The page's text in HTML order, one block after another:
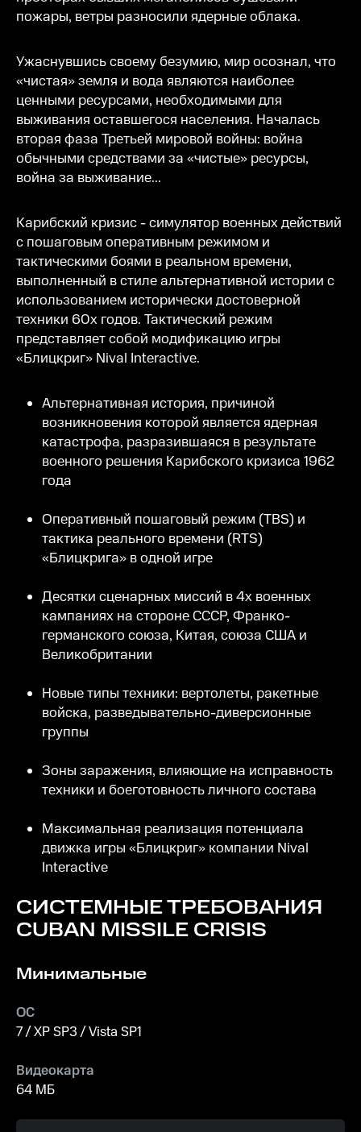
пожары, ветры разносили ядерные облака.
Ужаснувшись своему безумию, мир осознал, что
«чистая» земля и вода являются наиболее
ценными ресурсами, необходимыми для
выживания оставшегося населения. Началась
вторая фаза Третьей мировой войны: война
обычными средствами за «чистые» ресурсы,
война за выживание...
Карибский кризис - симулятор военных действий
с пошаговым оперативным режимом и
тактическими боями в реальном времени,
выполненный в стиле альтернативной истории с
использованием исторически достоверной
техники 60х годов. Тактический режим
представляет собой модификацию игры
«Блицкриг» Nival Interactive.
Альтернативная история, причиной
возникновения которой является ядерная
катастрофа, разразившаяся в результате
военного решения Карибского кризиса 1962
года
Оперативный пошаговый режим (TBS) и
тактика реального времени (RTS)
«Блицкрига» в одной игре
Десятки сценарных миссий в 4х военных
кампаниях на стороне СССР, Франко-
германского союза, Китая, союза США и
Великобритании
Новые типы техники: вертолеты, ракетные
войска, разведывательно-диверсионные
группы
Зоны заражения, влияющие на исправность
техники и боеготовность личного состава
Максимальная реализация потенциала
движка игры «Блицкриг» компании Nival
Interactive
СИСТЕМНЫЕ ТРЕБОВАНИЯ
CUBAN MISSILE CRISIS
Минимальные
ОС
7 / XP SP3 / Vista SP1
Видеокарта
64 MБ